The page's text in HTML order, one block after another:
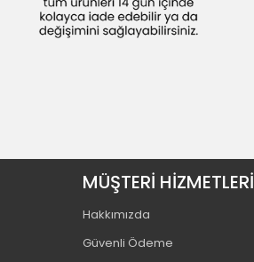
MÜŞTERİ HİZMETLERİ
Hakkımızda
Güvenli Ödeme